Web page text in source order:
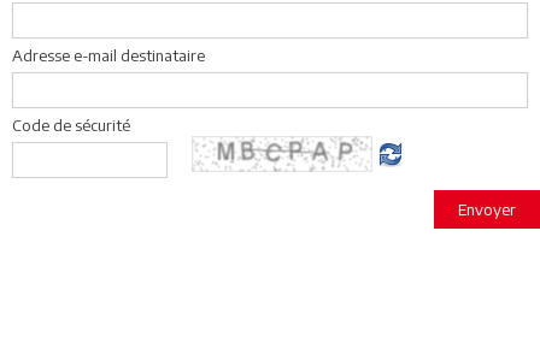
Adresse e-mail destinataire
Code de sécurité
Envoyer